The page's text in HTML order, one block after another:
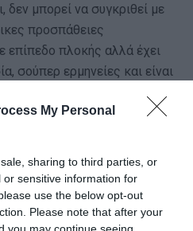
My Personal
sharing to third parties, or
sensitive information for
use the below opt-out
Please note that after your
δεν μπορεί να συγκριθεί με
προσπάθειες
επίπεδο πλοκής αλλά έχει
σούπερ ερμηνείες και είναι
σε κρατήσει μέχρι το
(2005) του Λέξι Αλεξάντερ